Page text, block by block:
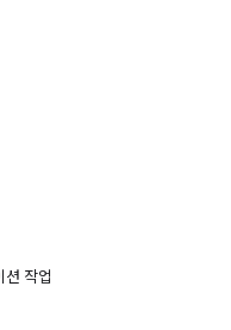
작업